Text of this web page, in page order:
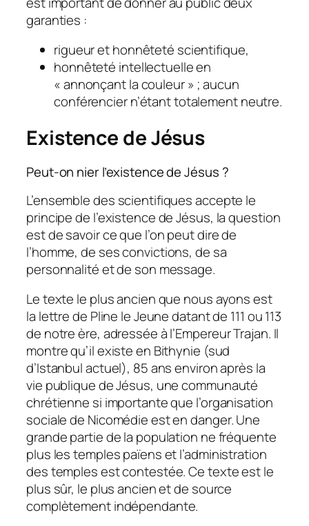
garanties :
rigueur et honnêteté scientifique,
honnêteté intellectuelle en
« annonçant la couleur » ; aucun
conférencier n’étant totalement neutre.
Existence de Jésus
Peut-on nier l’existence de Jésus ?
L’ensemble des scientifiques accepte le
principe de l’existence de Jésus, la question
est de savoir ce que l’on peut dire de
l’homme, de ses convictions, de sa
personnalité et de son message.
Le texte le plus ancien que nous ayons est
la lettre de Pline le Jeune datant de 111 ou 113
de notre ère, adressée à l’Empereur Trajan. Il
montre qu’il existe en Bithynie (sud
d’Istanbul actuel), 85 ans environ après la
vie publique de Jésus, une communauté
chrétienne si importante que l’organisation
sociale de Nicomédie est en danger. Une
grande partie de la population ne fréquente
plus les temples païens et l’administration
des temples est contestée. Ce texte est le
plus sûr, le plus ancien et de source
complètement indépendante.